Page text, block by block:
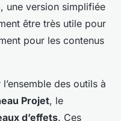
, une version simplifiée
être très utile pour
pour les contenus
des outils à
Projet, le
d’effets. Ces